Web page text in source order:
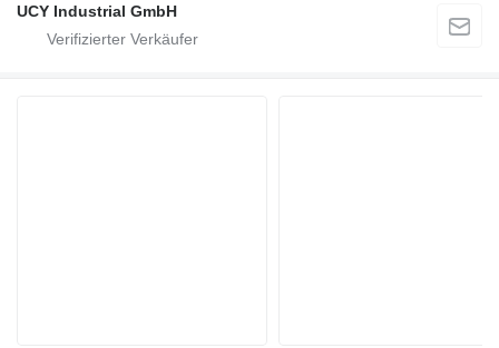
UCY Industrial GmbH